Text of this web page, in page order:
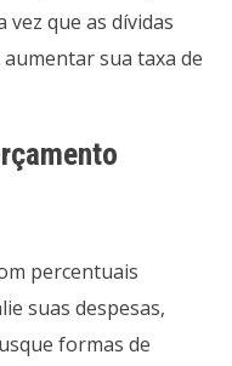
vez que as dívidas
sua taxa de
percentuais
suas despesas,
formas de